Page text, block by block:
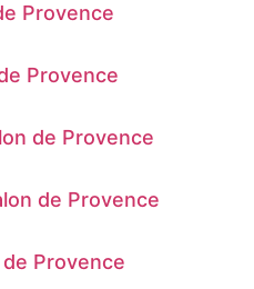
Provence
Provence
de Provence
de Provence
Provence